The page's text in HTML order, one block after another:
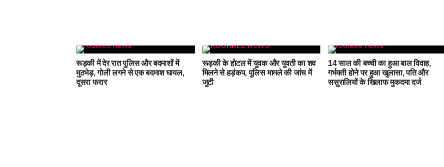
रूड़की में देर रात पुलिस और बदमाशों में
मुठभेड़, गोली लगने से एक बदमाश घायल,
दूसरा फरार
रूड़की के होटल में युवक और युवती का शव
मिलने से हड़ंकप, पुलिस मामले की जांच में
जुटी
14 साल की बच्ची का हुआ बाल विवाह,
गर्भवती होने पर हुआ खुलासा, पति और
ससुरालियों के खिलाफ मुकदमा दर्ज